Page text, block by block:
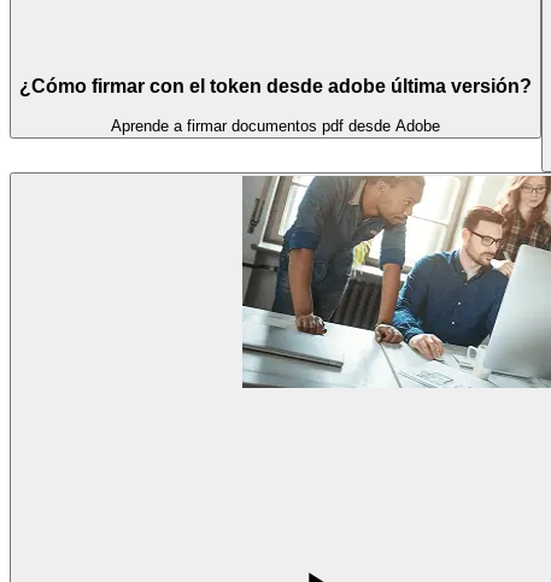
¿Cómo firmar con el token desde adobe última versión?
Aprende a firmar documentos pdf desde Adobe